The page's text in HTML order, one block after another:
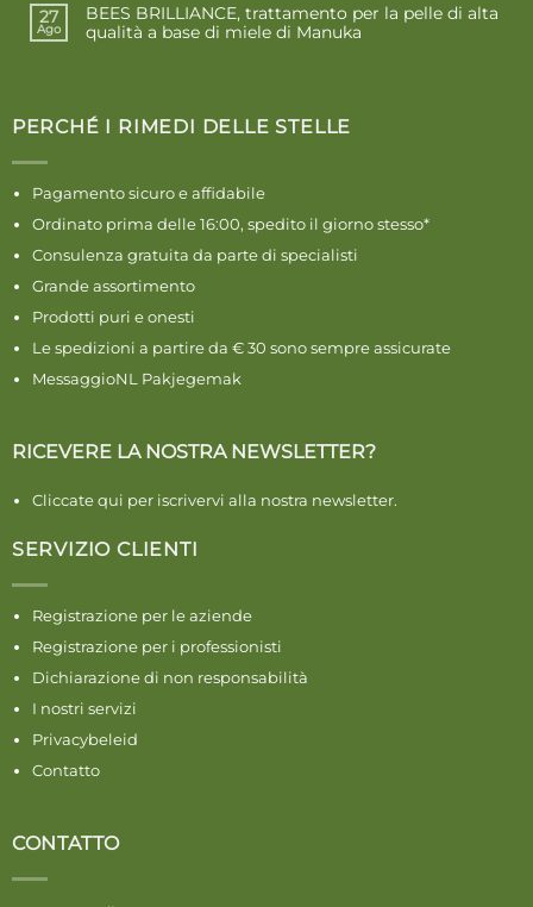
27
Ago
BEES BRILLIANCE, trattamento per la pelle di alta
qualità a base di miele di Manuka
PERCHÉ I RIMEDI DELLE STELLE
Pagamento sicuro e affidabile
Ordinato prima delle 16:00, spedito il giorno stesso*
Consulenza gratuita da parte di specialisti
Grande assortimento
Prodotti puri e onesti
Le spedizioni a partire da € 30 sono sempre assicurate
MessaggioNL Pakjegemak
RICEVERE LA NOSTRA NEWSLETTER?
Cliccate qui per iscrivervi alla nostra newsletter.
SERVIZIO CLIENTI
Registrazione per le aziende
Registrazione per i professionisti
Dichiarazione di non responsabilità
I nostri servizi
Privacybeleid
Contatto
CONTATTO